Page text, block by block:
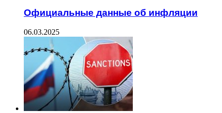
Официальные данные об инфляции
06.03.2025